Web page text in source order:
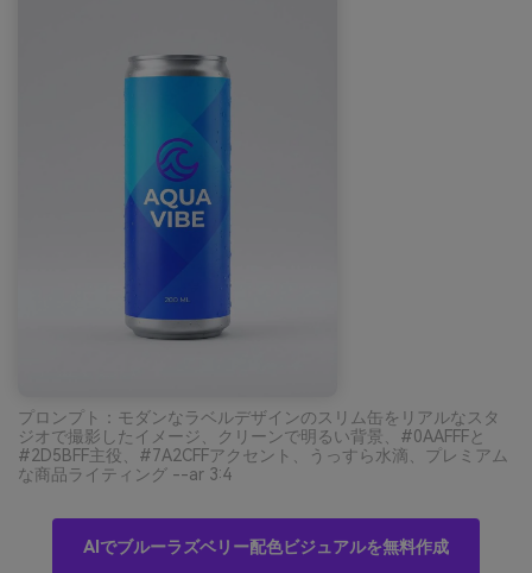
プロンプト：モダンなラベルデザインのスリム缶をリアルなスタ
ジオで撮影したイメージ、クリーンで明るい背景、#0AAFFFと
#2D5BFF主役、#7A2CFFアクセント、うっすら水滴、プレミアム
な商品ライティング --ar 3:4
AIでブルーラズベリー配色ビジュアルを無料作成